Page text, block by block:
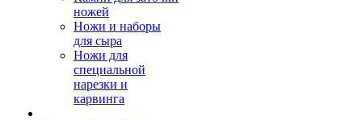
ножей
Ножи и наборы
для сыра
Ножи для
специальной
нарезки и
карвинга